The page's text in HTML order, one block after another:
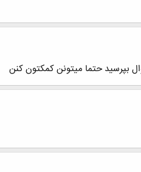
بپرسید حتما میتونن کمکتون کنن